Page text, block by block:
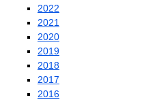
2022
2021
2020
2019
2018
2017
2016